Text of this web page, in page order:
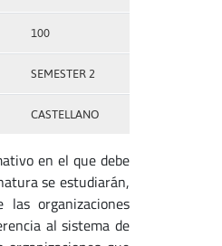
100
SEMESTER 2
CASTELLANO
en el que debe
se estudiarán,
organizaciones
al sistema de